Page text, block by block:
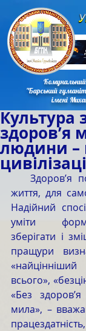
Комунальний
"Барський
імені
Культура
здоров’я
людини –
життя, для
Надійний
уміти
зберігати і
пращури
всього»,
«Без
мила», –